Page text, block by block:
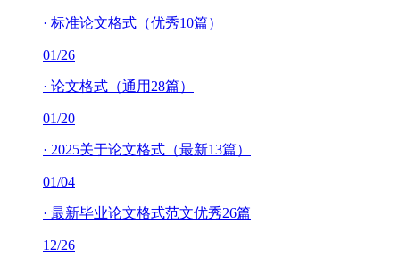
· 标准论文格式（优秀10篇）
01/26
· 论文格式（通用28篇）
01/20
· 2025关于论文格式（最新13篇）
01/04
· 最新毕业论文格式范文优秀26篇
12/26